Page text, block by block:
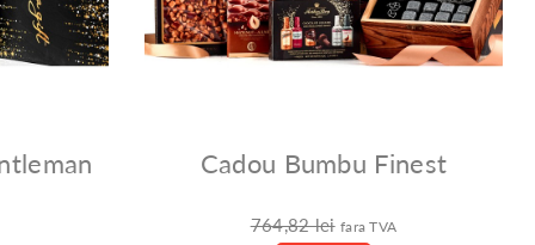
Cadou Bumbu Finest
764,82 lei fara TVA